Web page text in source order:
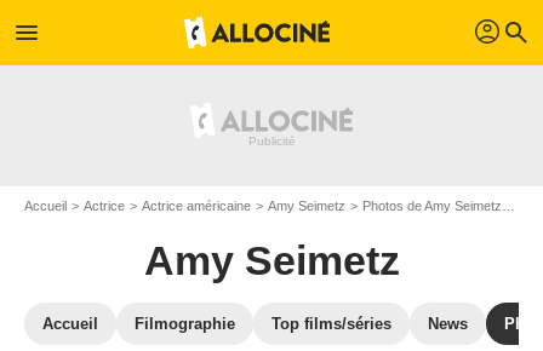
menu profil search
Accueil Actrice Actrice américaine Amy Seimetz Photos de Amy Seimetz
Amy Seimetz
Accueil Filmographie Top films/séries News